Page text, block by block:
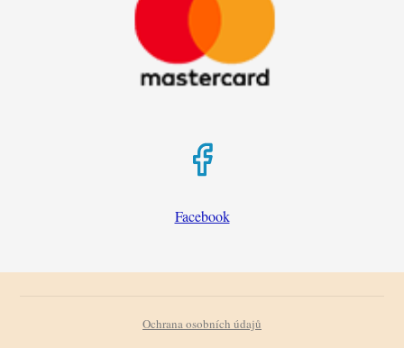
Facebook
Ochrana osobních údajů